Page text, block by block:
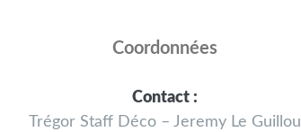
Coordonnées
Contact :
Trégor Staff Déco – Jeremy Le Guillou